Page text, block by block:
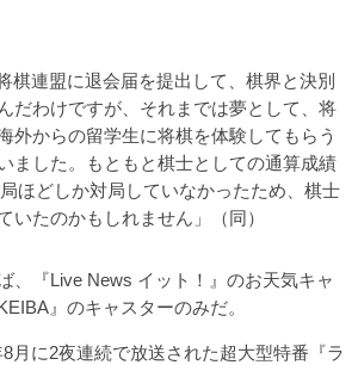
棋連盟に退会届を提出して、棋界と決別
だわけですが、それまでは夢として、将
外からの留学生に将棋を体験してもらう
ました。もともと棋士としての通算成績
ほどしか対局していなかったため、棋士
いたのかもしれません」（同）
、『Live News イット！』のお天気キャ
』のキャスターのみだ。
8月に2夜連続で放送された超大型特番『ラ